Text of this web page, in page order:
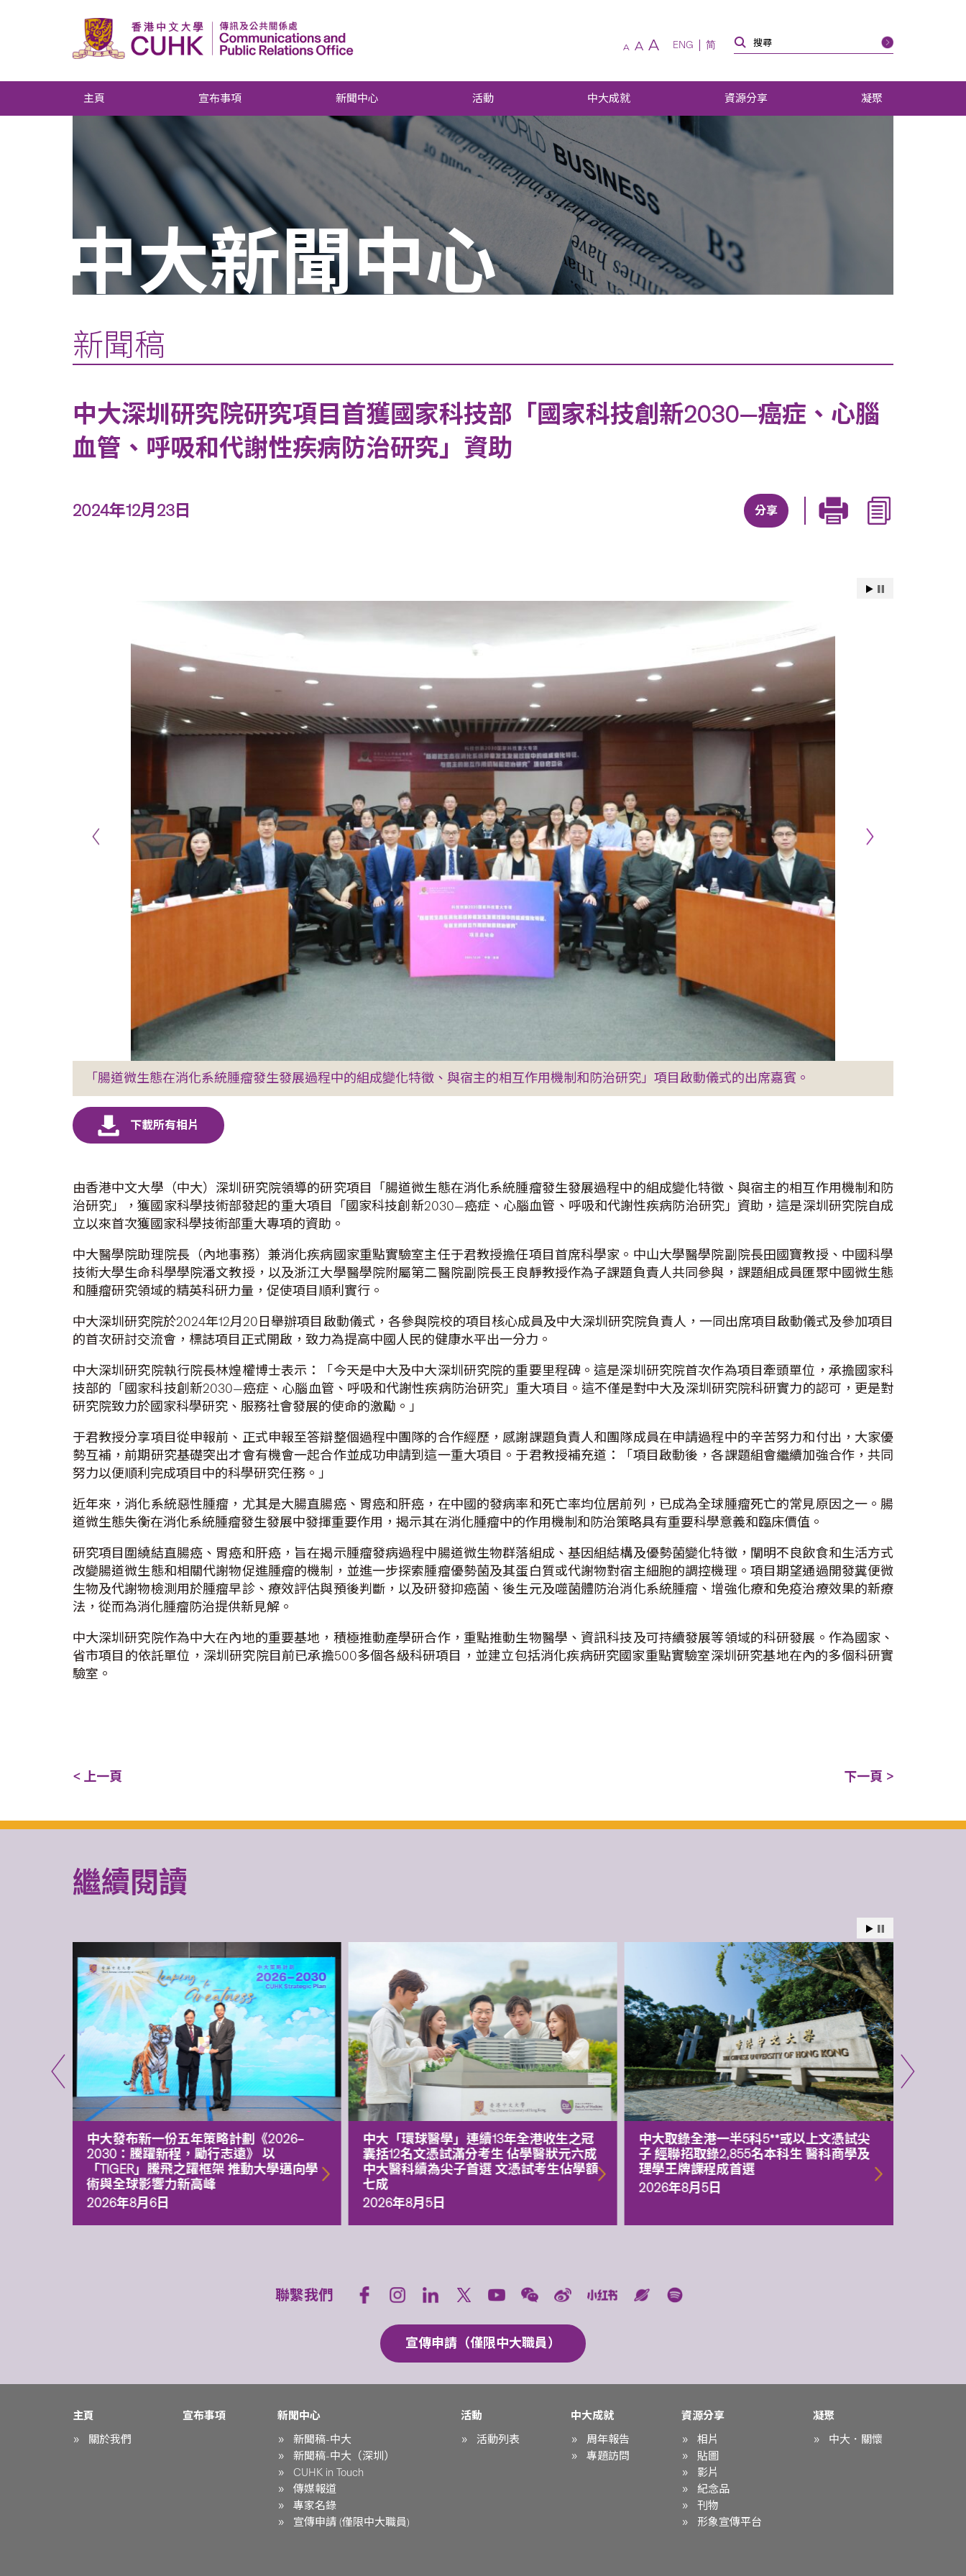
A A A ENG 简
主頁 宣布事項 新聞中心 活動 中大成就 資源分享 凝聚
中大新聞中心
新聞稿
中大深圳研究院研究項目首獲國家科技部「國家科技創新2030—癌症、心腦
血管、呼吸和代謝性疾病防治研究」資助
2024年12月23日 分享
「腸道微生態在消化系統腫瘤發生發展過程中的組成變化特徵、與宿主的相互作用機制和防治研究」項目啟動儀式的出席嘉賓。
由香港中文大學（中大）深圳研究院領導的研究項目「腸道微生態在消化系統腫瘤發生發展過程中的組成變化特徵、與宿主的相互作用機制和防
治研究」，獲國家科學技術部發起的重大項目「國家科技創新2030—癌症、心腦血管、呼吸和代謝性疾病防治研究」資助，這是深圳研究院自成
立以來首次獲國家科學技術部重大專項的資助。
中大醫學院助理院長（內地事務）兼消化疾病國家重點實驗室主任于君教授擔任項目首席科學家。中山大學醫學院副院長田國寶教授、中國科學
技術大學生命科學學院潘文教授，以及浙江大學醫學院附屬第二醫院副院長王良靜教授作為子課題負責人共同參與，課題組成員匯聚中國微生態
和腫瘤研究領域的精英科研力量，促使項目順利實行。
中大深圳研究院於2024年12月20日舉辦項目啟動儀式，各參與院校的項目核心成員及中大深圳研究院負責人，一同出席項目啟動儀式及參加項目
的首次研討交流會，標誌項目正式開啟，致力為提高中國人民的健康水平出一分力。
中大深圳研究院執行院長林煌權博士表示：「今天是中大及中大深圳研究院的重要里程碑。這是深圳研究院首次作為項目牽頭單位，承擔國家科
技部的「國家科技創新2030—癌症、心腦血管、呼吸和代謝性疾病防治研究」重大項目。這不僅是對中大及深圳研究院科研實力的認可，更是對
研究院致力於國家科學研究、服務社會發展的使命的激勵。」
于君教授分享項目從申報前、正式申報至答辯整個過程中團隊的合作經歷，感謝課題負責人和團隊成員在申請過程中的辛苦努力和付出，大家優
勢互補，前期研究基礎突出才會有機會一起合作並成功申請到這一重大項目。于君教授補充道：「項目啟動後，各課題組會繼續加強合作，共同
努力以便順利完成項目中的科學研究任務。」
近年來，消化系統惡性腫瘤，尤其是大腸直腸癌、胃癌和肝癌，在中國的發病率和死亡率均位居前列，已成為全球腫瘤死亡的常見原因之一。腸
道微生態失衡在消化系統腫瘤發生發展中發揮重要作用，揭示其在消化腫瘤中的作用機制和防治策略具有重要科學意義和臨床價值。
研究項目圍繞結直腸癌、胃癌和肝癌，旨在揭示腫瘤發病過程中腸道微生物群落組成、基因組結構及優勢菌變化特徵，闡明不良飲食和生活方式
改變腸道微生態和相關代謝物促進腫瘤的機制，並進一步探索腫瘤優勢菌及其蛋白質或代謝物對宿主細胞的調控機理。項目期望通過開發糞便微
生物及代謝物檢測用於腫瘤早診、療效評估與預後判斷，以及研發抑癌菌、後生元及噬菌體防治消化系統腫瘤、增強化療和免疫治療效果的新療
法，從而為消化腫瘤防治提供新見解。
中大深圳研究院作為中大在內地的重要基地，積極推動產學研合作，重點推動生物醫學、資訊科技及可持續發展等領域的科研發展。作為國家、
省市項目的依託單位，深圳研究院目前已承擔500多個各級科研項目，並建立包括消化疾病研究國家重點實驗室深圳研究基地在內的多個科研實
驗室。
< 上一頁 下一頁 >
繼續閱讀
中大發布新一份五年策略計劃《2026‒
2030：騰躍新程，勵行志遠》 以
「TIGER」騰飛之躍框架 推動大學邁向學
術與全球影響力新高峰
2026年8月6日
中大「環球醫學」連續13年全港收生之冠
囊括12名文憑試滿分考生 佔學醫狀元六成
中大醫科續為尖子首選 文憑試考生佔學額
七成
2026年8月5日
中大取錄全港一半5科5**或以上文憑試尖
子 經聯招取錄2,855名本科生 醫科商學及
理學王牌課程成首選
2026年8月5日
聯繫我們
宣傳申請（僅限中大職員）
主頁
關於我們
宣布事項
新聞中心
新聞稿-中大
新聞稿-中大（深圳）
CUHK in Touch
傳媒報道
專家名錄
宣傳申請 (僅限中大職員)
活動
活動列表
中大成就
周年報告
專題訪問
資源分享
相片
貼圖
影片
紀念品
刊物
形象宣傳平台
凝聚
中大．關懷